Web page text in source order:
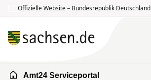
Offizielle Website – Bundesrepublik Deutschland
Amt24 Serviceportal